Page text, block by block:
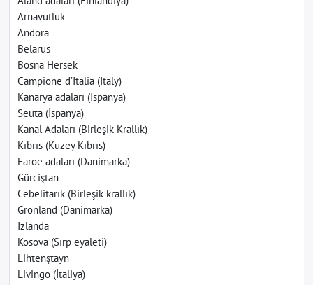
Arnavutluk
Andora
Belarus
Bosna Hersek
Campione d’Italia (Italy)
Kanarya adaları (İspanya)
Seuta (İspanya)
Kanal Adaları (Birleşik Krallık)
Kıbrıs (Kuzey Kıbrıs)
Faroe adaları (Danimarka)
Gürciştan
Cebelitarık (Birleşik krallık)
Grönland (Danimarka)
İzlanda
Kosova (Sırp eyaleti)
Lihtenştayn
Livingo (İtaliya)